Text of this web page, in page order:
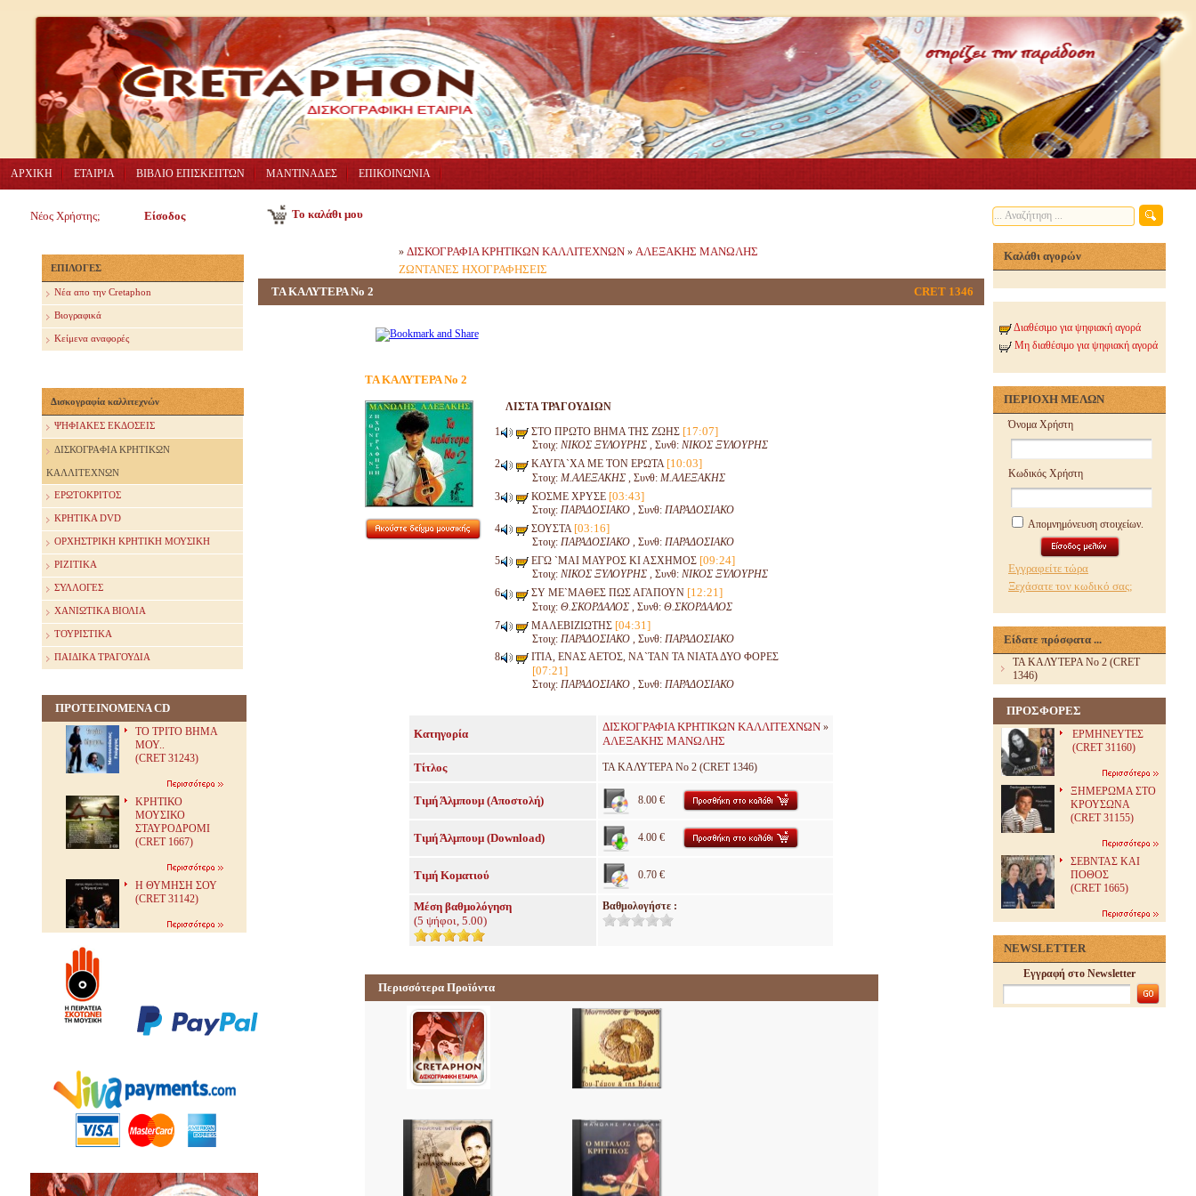
ΑΡΧΙΚΗ ΕΤΑΙΡΙΑ ΒΙΒΛΙΟ ΕΠΙΣΚΕΠΤΩΝ ΜΑΝΤΙΝΑΔΕΣ ΕΠΙΚΟΙΝΩΝΙΑ
Νέος Χρήστης; Είσοδος Το καλάθι μου
ΕΠΙΛΟΓΕΣ
Nέα απο την Cretaphon
Βιογραφικά
Κείμενα αναφορές
Δισκογραφία καλλιτεχνών
ΨΗΦΙΑΚΕΣ ΕΚΔΟΣΕΙΣ
ΔΙΣΚΟΓΡΑΦΙΑ ΚΡΗΤΙΚΩΝ
ΚΑΛΛΙΤΕΧΝΩΝ
ΕΡΩΤΟΚΡΙΤΟΣ
ΚΡΗΤΙΚΑ DVD
ΟΡΧΗΣΤΡΙΚΗ ΚΡΗΤΙΚΗ ΜΟΥΣΙΚΗ
ΡΙΖΙΤΙΚΑ
ΣΥΛΛΟΓΕΣ
ΧΑΝΙΩΤΙΚΑ ΒΙΟΛΙΑ
ΤΟΥΡΙΣΤΙΚΑ
ΠΑΙΔΙΚΑ ΤΡΑΓΟΥΔΙΑ
ΠΡΟΤΕΙΝΟΜΕΝΑ CD
ΤΟ ΤΡΙΤΟ ΒΗΜΑ
ΜΟΥ..
(CRET 31243)
ΚΡΗΤΙΚΟ
ΜΟΥΣΙΚΟ
ΣΤΑΥΡΟΔΡΟΜΙ
(CRET 1667)
Η ΘΥΜΗΣΗ ΣΟΥ
(CRET 31142)
» ΔΙΣΚΟΓΡΑΦΙΑ ΚΡΗΤΙΚΩΝ ΚΑΛΛΙΤΕΧΝΩΝ » ΑΛΕΞΑΚΗΣ ΜΑΝΩΛΗΣ
ΖΩΝΤΑΝΕΣ ΗΧΟΓΡΑΦΗΣΕΙΣ
TA ΚΑΛΥΤΕΡΑ Νο 2
CRET 1346
ΤΑ ΚΑΛΥΤΕΡΑ Νο 2
ΛΙΣΤΑ ΤΡΑΓΟΥΔΙΩΝ
ΣΤΟ ΠΡΩΤΟ ΒΗΜΑ ΤΗΣ ΖΩΗΣ [17:07]
Στοιχ: ΝΙΚΟΣ ΞΥΛΟΥΡΗΣ, Συνθ: ΝΙΚΟΣ ΞΥΛΟΥΡΗΣ
ΚΑΥΓΑ`ΧΑ ΜΕ ΤΟΝ ΕΡΩΤΑ [10:03]
Στοιχ: Μ.ΑΛΕΞΑΚΗΣ, Συνθ: Μ.ΑΛΕΞΑΚΗΣ
ΚΟΣΜΕ ΧΡΥΣΕ [03:43]
Στοιχ: ΠΑΡΑΔΟΣΙΑΚΟ, Συνθ: ΠΑΡΑΔΟΣΙΑΚΟ
ΣΟΥΣΤΑ [03:16]
Στοιχ: ΠΑΡΑΔΟΣΙΑΚΟ, Συνθ: ΠΑΡΑΔΟΣΙΑΚΟ
ΕΓΩ `ΜΑΙ ΜΑΥΡΟΣ ΚΙ ΑΣΧΗΜΟΣ [09:24]
Στοιχ: ΝΙΚΟΣ ΞΥΛΟΥΡΗΣ, Συνθ: ΝΙΚΟΣ ΞΥΛΟΥΡΗΣ
ΣΥ ΜΕ`ΜΑΘΕΣ ΠΩΣ ΑΓΑΠΟΥΝ [12:21]
Στοιχ: Θ.ΣΚΟΡΔΑΛΟΣ, Συνθ: Θ.ΣΚΟΡΔΑΛΟΣ
ΜΑΛΕΒΙΖΙΩΤΗΣ [04:31]
Στοιχ: ΠΑΡΑΔΟΣΙΑΚΟ, Συνθ: ΠΑΡΑΔΟΣΙΑΚΟ
ΙΤΙΑ, ΕΝΑΣ ΑΕΤΟΣ, ΝΑ`ΤΑΝ ΤΑ ΝΙΑΤΑ ΔΥΟ ΦΟΡΕΣ
[07:21]
Στοιχ: ΠΑΡΑΔΟΣΙΑΚΟ, Συνθ: ΠΑΡΑΔΟΣΙΑΚΟ
Κατηγορία
ΔΙΣΚΟΓΡΑΦΙΑ ΚΡΗΤΙΚΩΝ ΚΑΛΛΙΤΕΧΝΩΝ »
ΑΛΕΞΑΚΗΣ ΜΑΝΩΛΗΣ
Τίτλος
TA ΚΑΛΥΤΕΡΑ Νο 2 (CRET 1346)
Τιμή Άλμπουμ (Αποστολή) 8.00 €
Τιμή Άλμπουμ (Download) 4.00 €
Τιμή Κοματιού 0.70 €
Μέση βαθμολόγηση
(5 ψήφοι, 5.00)
Βαθμολογήστε :
Περισσότερα Προϊόντα
Καλάθι αγορών
Διαθέσιμο για ψηφιακή αγορά
Μη διαθέσιμο για ψηφιακή αγορά
ΠΕΡΙΟΧΗ ΜΕΛΩΝ
Όνομα Χρήστη
Κωδικός Χρήστη
Απομνημόνευση στοιχείων.
Εγγραφείτε τώρα
Ξεχάσατε τον κωδικό σας;
Είδατε πρόσφατα ...
TA ΚΑΛΥΤΕΡΑ Νο 2 (CRET
1346)
ΠΡΟΣΦΟΡΕΣ
ΕΡΜΗΝΕΥΤΕΣ
(CRET 31160)
ΞΗΜΕΡΩΜΑ ΣΤΟ
ΚΡΟΥΣΩΝΑ
(CRET 31155)
ΣΕΒΝΤΑΣ ΚΑΙ
ΠΟΘΟΣ
(CRET 1665)
NEWSLETTER
Εγγραφή στο Newsletter